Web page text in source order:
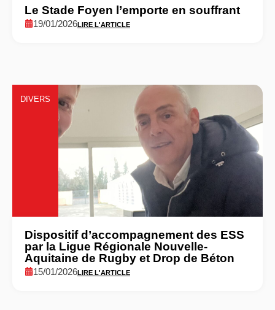
Le Stade Foyen l’emporte en souffrant
19/01/2026LIRE L'ARTICLE
DIVERS
Dispositif d’accompagnement des ESS
par la Ligue Régionale Nouvelle-
Aquitaine de Rugby et Drop de Béton
15/01/2026LIRE L'ARTICLE